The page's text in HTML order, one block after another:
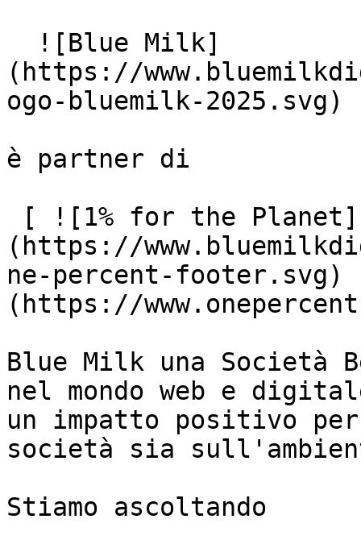
(https://
ogo-bluemilk-2025.svg)
è partner di
(https://
ne-percent-footer.svg)
(https://
Blue Milk una
nel mondo web e
un impatto positivo
società sia
Stiamo ascoltando